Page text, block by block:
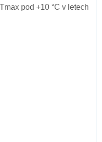
pod +10 °C v letech